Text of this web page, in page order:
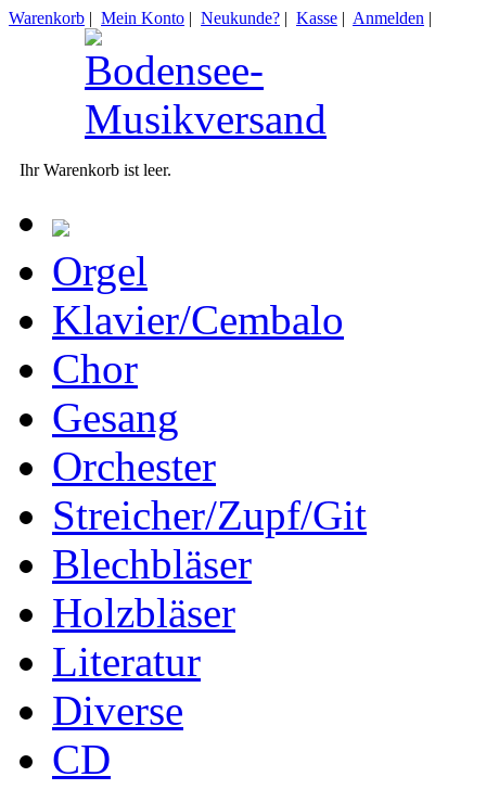
Warenkorb | Mein Konto | Neukunde? | Kasse | Anmelden |
Ihr Warenkorb ist leer.
Orgel
Klavier/Cembalo
Chor
Gesang
Orchester
Streicher/Zupf/Git
Blechbläser
Holzbläser
Literatur
Diverse
CD